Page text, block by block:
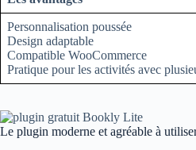
Personnalisation poussée
Design adaptable
Compatible WooCommerce
Pratique pour les activités avec
Le plugin moderne et agréable à